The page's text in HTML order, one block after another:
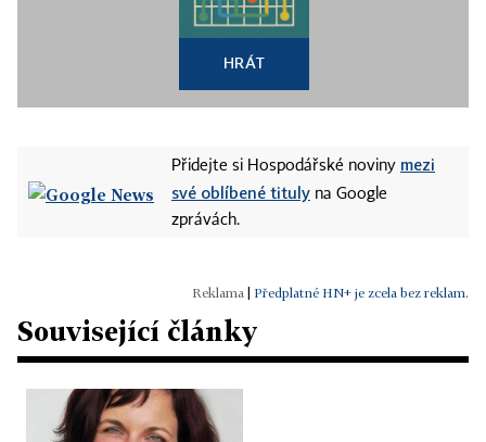
HRÁT
Přidejte si Hospodářské noviny mezi
své oblíbené tituly na Google
zprávách.
Předplatné HN+ je zcela bez reklam.
Související články